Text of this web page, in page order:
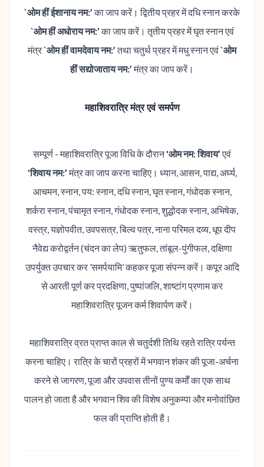
`ओम हीं ईशानाय नम:’का जाप करें। द्वितीय प्रहर में दधि स्नान करके
`ओम हीं अधोराय नम:’का जाप करें। तृतीय प्रहर में घृत स्नान एवं
मंत्र`ओम हीं वामदेवाय नम:’तथा चतुर्थ प्रहर में मधु स्नान एवं`ओम
हीं सद्योजाताय नम:’मंत्र का जाप करें।
महाशिवरात्रि मंत्र एवं समर्पण
सम्पूर्ण - महाशिवरात्रि पूजा विधि के दौरान'ओम नम: शिवाय’एवं
'शिवाय नम:’मंत्र का जाप करना चाहि‌ए। ध्यान, आसन, पाद्य, अर्घ्य,
आचमन, स्नान, पय: स्नान, दधि स्नान, घृत स्नान, गंधोदक स्नान,
शर्करा स्नान, पंचामृत स्नान, गंधोदक स्नान, शुद्धोदक स्नान, अभिषेक,
वस्त्र, यज्ञोपवीत, उवपसत्र, बिल्व पत्र, नाना परिमल दव्य, धूप दीप
नैवेद्य करोद्वर्तन (चंदन का लेप) ऋतुफल, तांबूल-पुंगीफल, दक्षिणा
उपर्युक्त उपचार कर ’समर्पयामि’ कहकर पूजा संपन्न करें। कपूर आदि
से आरती पूर्ण कर प्रदक्षिणा, पुष्पांजलि, शाष्टांग प्रणाम कर
महाशिवरात्रि पूजन कर्म शिवार्पण करें।
महाशिवरात्रि व्रत प्राप्त काल से चतुर्दशी तिथि रहते रात्रि पर्यन्त
करना चाहि‌ए। रात्रि के चारों प्रहरों में भगवान शंकर की पूजा-अर्चना
करने से जागरण, पूजा और उपवास तीनों पुण्य कर्मों का एक साथ
पालन हो जाता है और भगवान शिव की विशेष अनुकम्पा और मनोवांछित
फल की प्राप्ति होती है।